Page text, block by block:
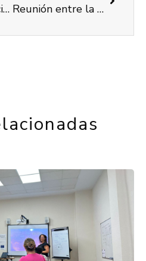
COCEMFE Valencia renueva su convenio con tech4acces y Every Code por la accesibilidad web Reunión entre la Comisión Contra la Brecha Digital y Daas Group/Every Code por el Dia Mundial de Concienciación sobre Accesibilidad Digital